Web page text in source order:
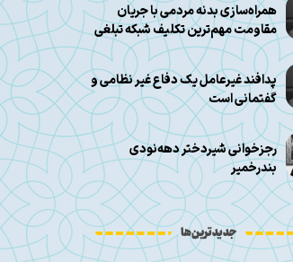
همراه‌سازی بدنه مردمی با جریان
مقاومت مهم‌ترین تکلیف شبکه تبلغی
پدافند غیرعامل یک دفاع غیر نظامی و
گفتمانی است
رجزخوانی شیر‌دختر دهه‌نودی
بندرخمیر
جدیدترین‌ها